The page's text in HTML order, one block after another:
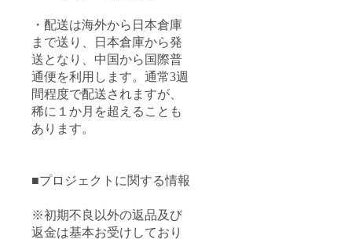
・配送は海外から日本倉庫
まで送り、日本倉庫から発
送となり、中国から国際普
通便を利用します。通常3週
間程度で配送されますが、
稀に１か月を超えることも
あります。
■プロジェクトに関する情報
※初期不良以外の返品及び
返金は基本お受けしており